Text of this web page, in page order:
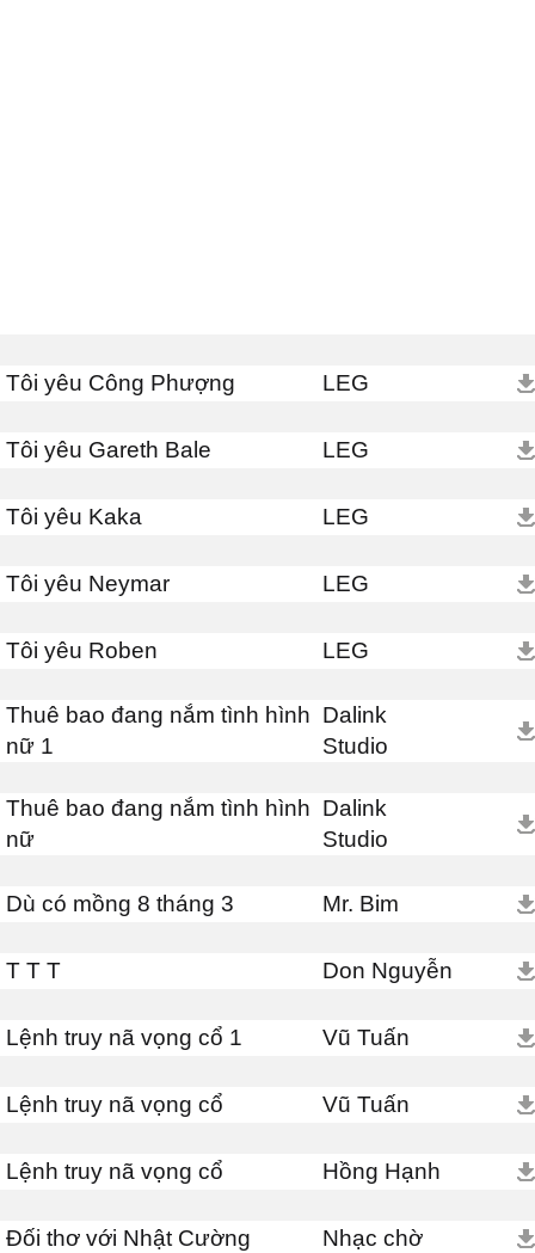
Tôi yêu Công Phượng LEG
Tôi yêu Gareth Bale LEG
Tôi yêu Kaka LEG
Tôi yêu Neymar LEG
Tôi yêu Roben LEG
Thuê bao đang nắm tình hình
nữ 1
Dalink
Studio
Thuê bao đang nắm tình hình
nữ
Dalink
Studio
Dù có mồng 8 tháng 3 Mr. Bim
T T T Don Nguyễn
Lệnh truy nã vọng cổ 1 Vũ Tuấn
Lệnh truy nã vọng cổ Vũ Tuấn
Lệnh truy nã vọng cổ Hồng Hạnh
Đối thơ với Nhật Cường Nhạc chờ